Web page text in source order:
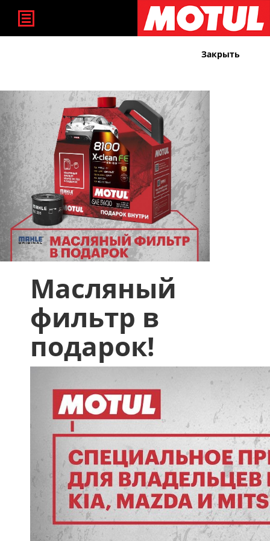
Создание и дизайн KraftWeb
Масляный
фильтр в
подарок!
Закрыть